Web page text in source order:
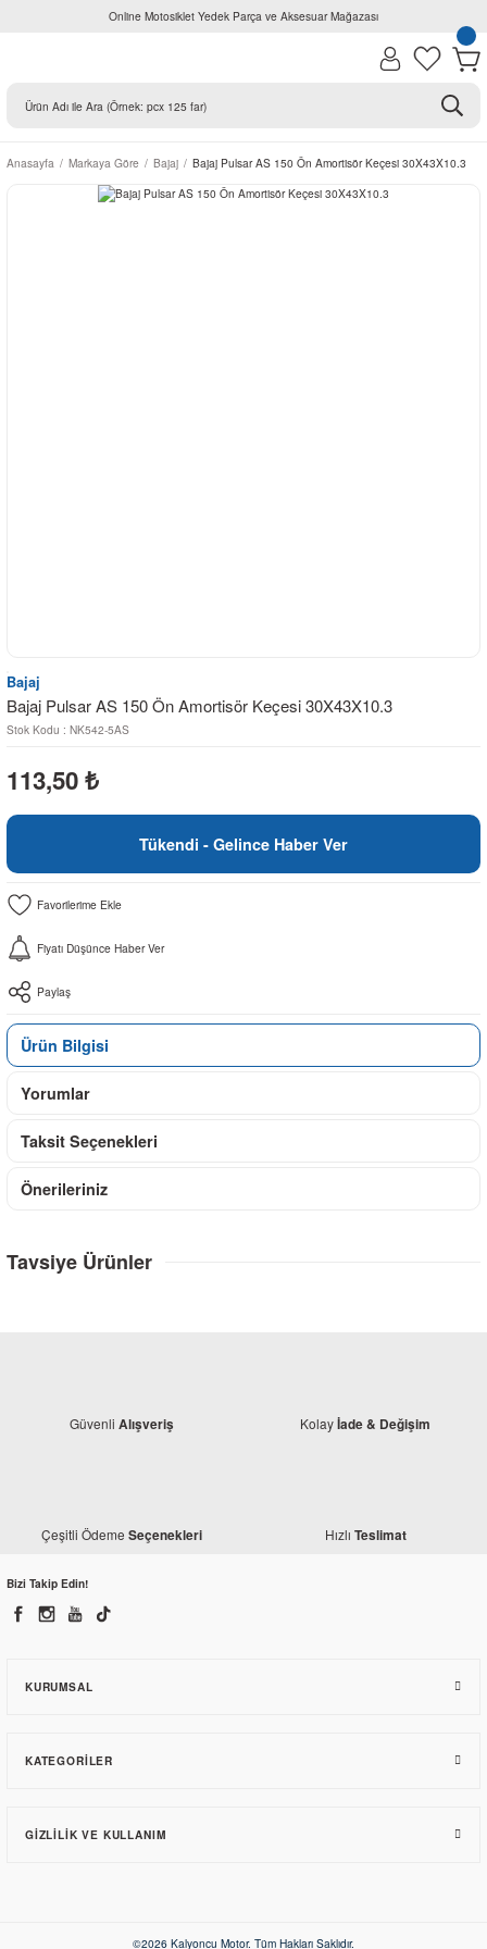
Online Motosiklet Yedek Parça ve Aksesuar Mağazası
Anasayfa Markaya Göre Bajaj Bajaj Pulsar AS 150 Ön Amortisör Keçesi 30X43X10.3
Bajaj
Bajaj Pulsar AS 150 Ön Amortisör Keçesi 30X43X10.3
Stok Kodu : NK542-5AS
113,50 ₺
Tükendi - Gelince Haber Ver
Fiyatı Düşünce Haber Ver
Paylaş
Ürün Bilgisi
Yorumlar
Taksit Seçenekleri
Önerileriniz
Tavsiye Ürünler
739,20 TL
Güvenli Alışveriş Kolayİade & Değişim
Çeşitli Ödeme Seçenekleri Hızlı Teslimat
Bizi Takip Edin!
KURUMSAL
KATEGORILER
GIZLILIK VE KULLANIM
©2026 Kalyoncu Motor. Tüm Hakları Saklıdır.